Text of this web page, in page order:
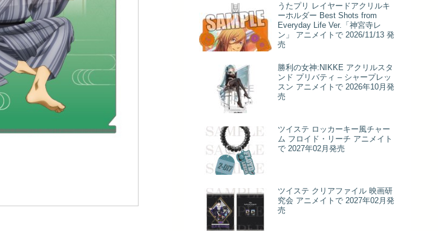
うたプリ レイヤードアクリルキ
ーホルダー Best Shots from
Everyday Life Ver.「神宮寺レ
ン」 アニメイトで 2026/11/13 発
売
勝利の女神:NIKKE アクリルスタ
ンド プリバティ – シャープレッ
スン アニメイトで 2026年10月発
売
ツイステ ロッカーキー風チャー
ム フロイド・リーチ アニメイト
で 2027年02月発売
ツイステ クリアファイル 映画研
究会 アニメイトで 2027年02月発
売